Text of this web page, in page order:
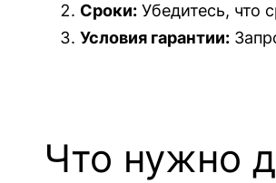
Сроки: Убедитесь, что
Условия гарантии:
Что нужно